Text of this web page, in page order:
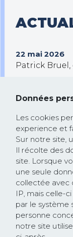
22 mai 2026
Patrick
Trump veut
26 février
européenne
dérégulation
saccage les
humains et
Données
Les cookies
experience et
Sur notre site,
Il récolte des
site. Lorsque
une seule
collectée avec
IP, mais celle-
par le système
personne
notre site